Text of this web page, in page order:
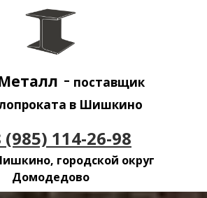
- поставщик
в Шишкино
(985) 114-26-98
городской округ
Домодедово